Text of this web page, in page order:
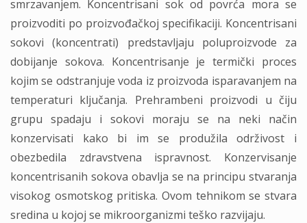
smrzavanjem. Koncentrisani sok od povrća mora se
proizvoditi po proizvođačkoj specifikaciji. Koncentrisani
sokovi (koncentrati) predstavljaju poluproizvode za
dobijanje sokova. Koncentrisanje je termički proces
kojim se odstranjuje voda iz proizvoda isparavanjem na
temperaturi ključanja. Prehrambeni proizvodi u čiju
grupu spadaju i sokovi moraju se na neki način
konzervisati kako bi im se produžila održivost i
obezbedila zdravstvena ispravnost. Konzervisanje
koncentrisanih sokova obavlja se na principu stvaranja
visokog osmotskog pritiska. Ovom tehnikom se stvara
sredina u kojoj se mikroorganizmi teško razvijaju.